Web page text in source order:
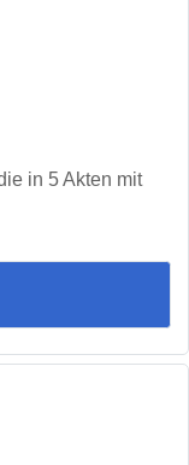
in 5 Akten mit